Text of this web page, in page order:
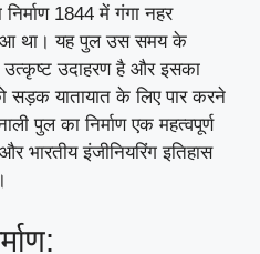
1844 में गंगा नहर
था। यह पुल उस समय के
उत्कृष्ट उदाहरण है और इसका
सड़क यातायात के लिए पार करने
पुल का निर्माण एक महत्वपूर्ण
भारतीय इंजीनियरिंग इतिहास